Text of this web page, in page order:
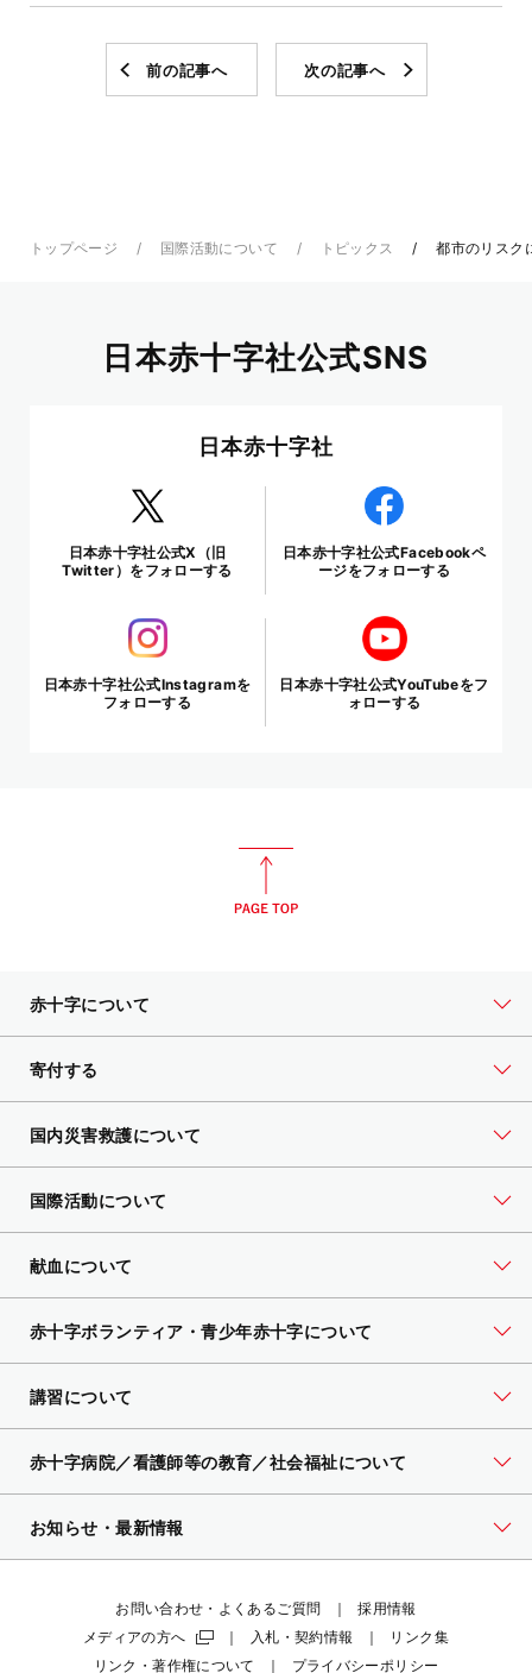
前の記事へ 次の記事へ
トップページ 国際活動について トピックス 都市のリスク
日本赤十字社公式SNS
日本赤十字社
日本赤十字社公式X（旧
Twitter）をフォローする
日本赤十字社公式Facebookペ
ージをフォローする
日本赤十字社公式Instagramを
フォローする
日本赤十字社公式YouTubeをフ
ォローする
赤十字について
寄付する
国内災害救護について
国際活動について
献血について
赤十字ボランティア・青少年赤十字について
講習について
赤十字病院／看護師等の教育／社会福祉について
お知らせ・最新情報
お問い合わせ・よくあるご質問
採用情報
メディアの方へ
入札・契約情報
リンク集
リンク・著作権について
プライバシーポリシー